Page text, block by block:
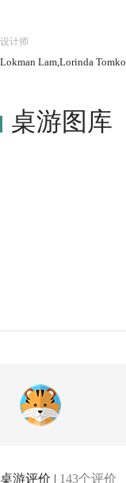
设计师
Lokman Lam,Lorinda Tomko
桌游图库
桌游评价 | 143个评价